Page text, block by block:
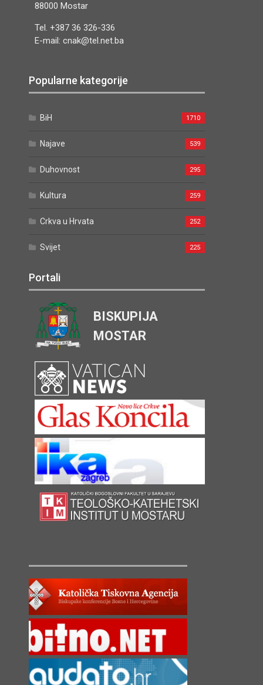
88000 Mostar
Tel. +387 36 326-336
E-mail: cnak@tel.net.ba
Popularne kategorije
BiH 1710
Najave 539
Duhovnost 295
Kultura 259
Crkva u Hrvata 252
Svijet 225
Portali
BISKUPIJA
MOSTAR